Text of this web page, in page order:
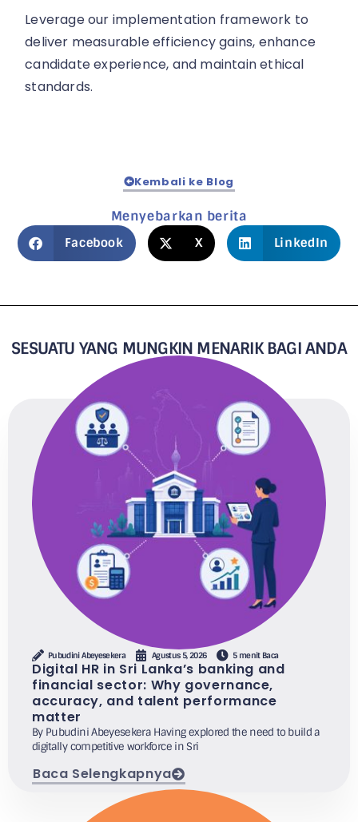
Leverage our implementation framework to
deliver measurable efficiency gains, enhance
candidate experience, and maintain ethical
standards.
Kembali ke Blog
Menyebarkan berita
Facebook X LinkedIn
SESUATU YANG MUNGKIN MENARIK BAGI ANDA
Pubudini Abeyesekera Agustus 5, 2026 5 menit Baca
Digital HR in Sri Lanka’s banking and
financial sector: Why governance,
accuracy, and talent performance
matter
By Pubudini Abeyesekera Having explored the need to build a
digitally competitive workforce in Sri
Baca Selengkapnya